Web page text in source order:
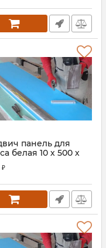
панель для
белая 10 х 500 х
₽